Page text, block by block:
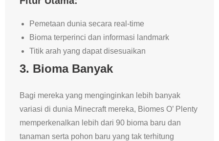
Pemetaan dunia secara real-time
Bioma terperinci dan informasi landmark
Titik arah yang dapat disesuaikan
3. Bioma Banyak
Bagi mereka yang menginginkan lebih banyak
variasi di dunia Minecraft mereka, Biomes O’ Plenty
memperkenalkan lebih dari 90 bioma baru dan
tanaman serta pohon baru yang tak terhitung